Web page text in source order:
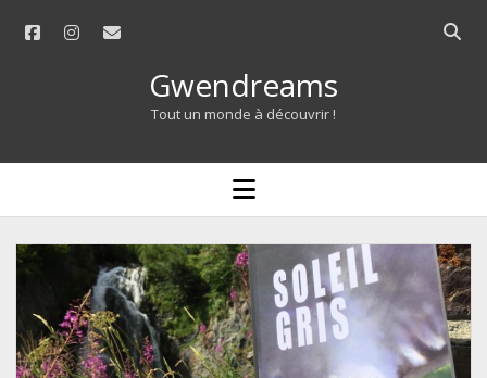
facebookinstagram
email
Open
Gwendreams
Tout un monde à découvrir !
open
menu